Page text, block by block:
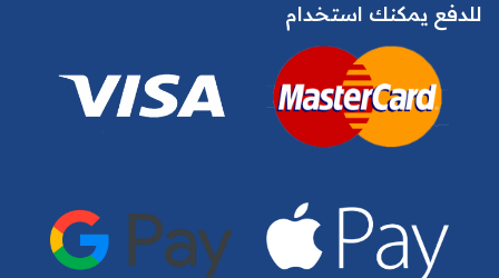
للدفع يمكنك استخدام